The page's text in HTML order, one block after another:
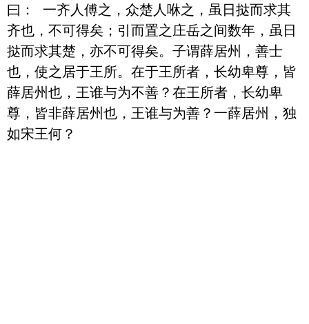
曰： 一齐人傅之，众楚人咻之，虽日挞而求其
齐也，不可得矣；引而置之庄岳之间数年，虽日
挞而求其楚，亦不可得矣。子谓薛居州，善士
也，使之居于王所。在于王所者，长幼卑尊，皆
薛居州也，王谁与为不善？在王所者，长幼卑
尊，皆非薛居州也，王谁与为善？一薛居州，独